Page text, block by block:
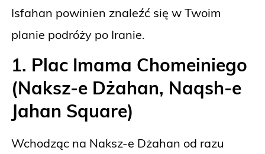
Isfahan powinien znaleźć się w Twoim
planie podróży po Iranie.
1. Plac Imama Chomeiniego
(Naksz-e Dżahan, Naqsh-e
Jahan Square)
Wchodząc na Naksz-e Dżahan od razu